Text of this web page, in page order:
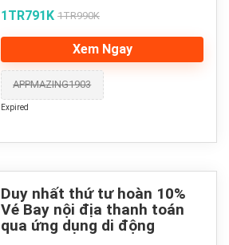
1TR791K 1TR990K
Xem Ngay
APPMAZING1903
Expired
Duy nhất thứ tư hoàn 10%
Vé Bay nội địa thanh toán
qua ứng dụng di động